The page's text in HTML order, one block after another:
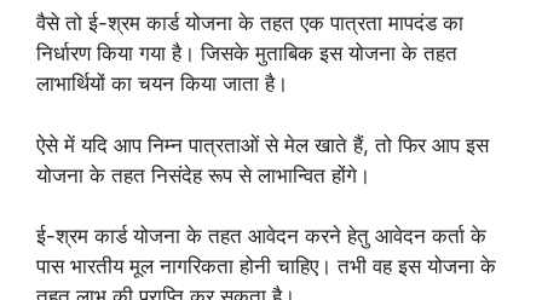
वैसे तो ई-श्रम कार्ड योजना के तहत एक पात्रता मापदंड का
निर्धारण किया गया है। जिसके मुताबिक इस योजना के तहत
लाभार्थियों का चयन किया जाता है।
ऐसे में यदि आप निम्न पात्रताओं से मेल खाते हैं, तो फिर आप इस
योजना के तहत निसंदेह रूप से लाभान्वित होंगे।
ई-श्रम कार्ड योजना के तहत आवेदन करने हेतु आवेदन कर्ता के
पास भारतीय मूल नागरिकता होनी चाहिए। तभी वह इस योजना के